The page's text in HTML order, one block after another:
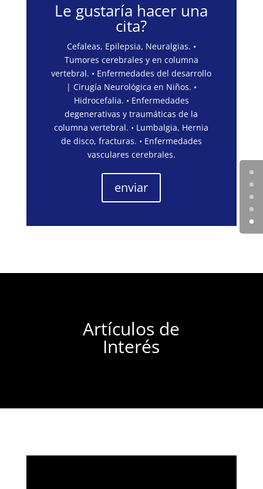
Le gustaría hacer una
cita?
Cefaleas, Epilepsia, Neuralgias. •
Tumores cerebrales y en columna
vertebral. • Enfermedades del desarrollo
| Cirugía Neurológica en Niños. •
Hidrocefalia. • Enfermedades
degenerativas y traumáticas de la
columna vertebral. • Lumbalgia, Hernia
de disco, fracturas. • Enfermedades
vasculares cerebrales.
enviar
Artículos de
Interés